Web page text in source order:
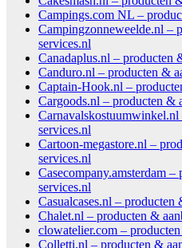
Campings.com NL –
Campingzonneweelde.nl –
services.nl
Canadaplus.nl – producten
Canduro.nl – producten &
Captain-Hook.nl –
Cargoods.nl – producten &
services.nl
Cartoon-megastore.nl –
services.nl
Casecompany.amsterdam
services.nl
Casualcases.nl – producten
Chalet.nl – producten &
clowatelier.com –
Colletti.nl – producten &